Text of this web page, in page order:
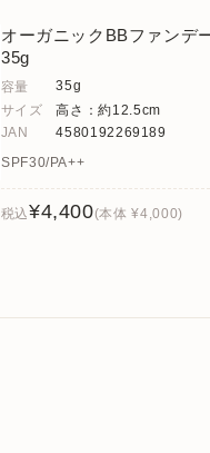
オーガニックBBファンデ
35g
容量
35g
サイズ
高さ：約12.5cm
JAN
4580192269189
SPF30/PA++
税込¥4,400(本体 ¥4,000)